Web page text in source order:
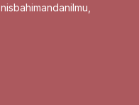
nisbahimandanilmu